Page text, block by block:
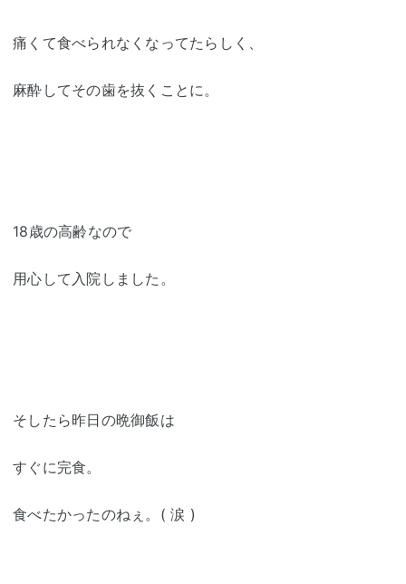
痛くて食べられなくなってたらしく、
麻酔してその歯を抜くことに。
18歳の高齢なので
用心して入院しました。
そしたら昨日の晩御飯は
すぐに完食。
食べたかったのねぇ。( 涙 )